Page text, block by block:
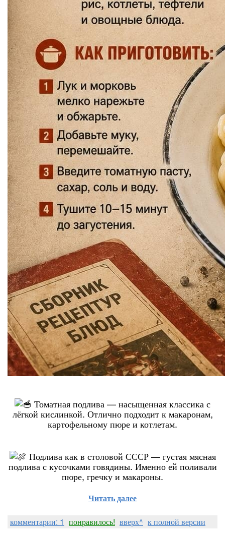
Томатная подлива — насыщенная классика с
лёгкой кислинкой. Отлично подходит к макаронам,
картофельному пюре и котлетам.
Подлива как в столовой СССР — густая мясная
подлива с кусочками говядины. Именно ей поливали
пюре, гречку и макароны.
Читать далее
комментарии: 1 понравилось! вверх^ к полной версии